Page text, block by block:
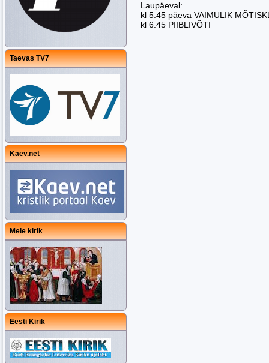
Taevas TV7
Kaev.net
Meie kirik
Eesti Kirik
Laupäeval:
kl 5.45 päeva VAIMULIK
kl 6.45 PIIBLIVÕTI